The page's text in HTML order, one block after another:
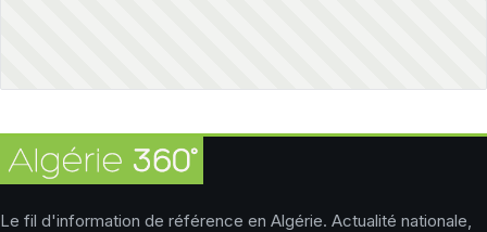
Le fil d'information de référence en Algérie. Actualité nationale,